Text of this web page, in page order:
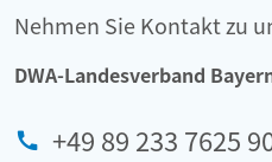
Nehmen Sie Kontakt zu
DWA-Landesverband
+49 89 233 7625